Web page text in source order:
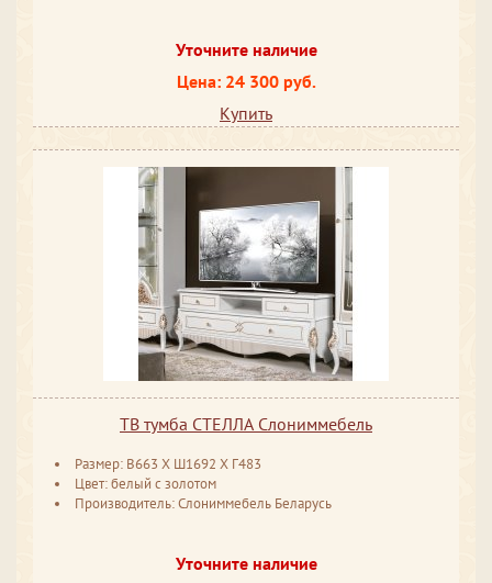
Уточните наличие
Цена: 24 300 руб.
Купить
ТВ тумба СТЕЛЛА Слониммебель
Размер: В663 ​Х Ш1692 ​Х Г483
Цвет: белый с золотом
Производитель: Слониммебель Беларусь
Уточните наличие